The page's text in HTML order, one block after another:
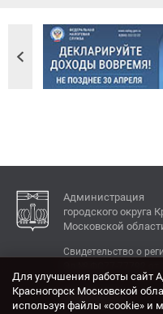
Администрация
городского округа
Московской
Свидетельство о
КОНТАКТЫ
Для улучшения работы сайт
Красногорск Московской
используя файлы «cookie» и